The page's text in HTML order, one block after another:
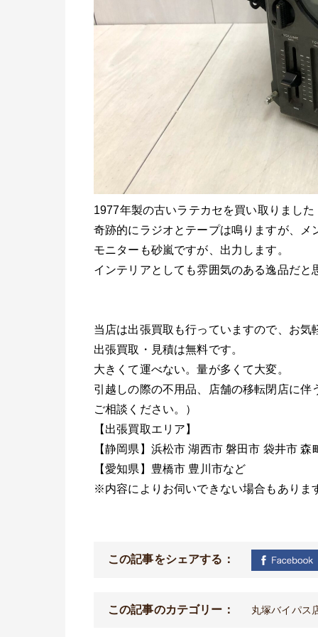
1977年製の古いラテカセを買い取りました
奇跡的にラジオとテープは鳴りますが、メ
モニターも砂嵐ですが、出力します。
インテリアとしても雰囲気のある逸品だと
当店は出張買取も行っていますので、お気
出張買取・見積は無料です。
大きくて運べない。量が多くて大変。
引越しの際の不用品、店舗の移転閉店に
ご相談ください。）
【出張買取エリア】
【静岡県】浜松市 湖西市 磐田市 袋井市 森
【愛知県】豊橋市 豊川市など
※内容によりお伺いできない場合もありま
この記事をシェアする：
この記事のカテゴリー： 丸塚バイパス